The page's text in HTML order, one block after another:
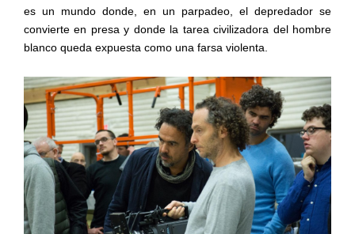
es un mundo donde, en un parpadeo, el depredador se
convierte en presa y donde la tarea civilizadora del hombre
blanco queda expuesta como una farsa violenta.